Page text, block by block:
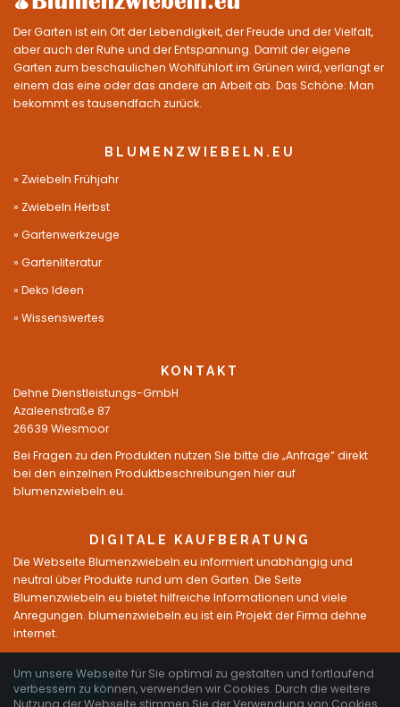
Der Garten ist ein Ort der Lebendigkeit, der Freude und der Vielfalt,
aber auch der Ruhe und der Entspannung. Damit der eigene
Garten zum beschaulichen Wohlfühlort im Grünen wird, verlangt er
einem das eine oder das andere an Arbeit ab. Das Schöne: Man
bekommt es tausendfach zurück.
BLUMENZWIEBELN.EU
Zwiebeln Frühjahr
Zwiebeln Herbst
Gartenwerkzeuge
Gartenliteratur
Deko Ideen
Wissenswertes
KONTAKT
Dehne Dienstleistungs-GmbH
Azaleenstraße 87
26639 Wiesmoor
Bei Fragen zu den Produkten nutzen Sie bitte die „Anfrage“ direkt
bei den einzelnen Produktbeschreibungen hier auf
blumenzwiebeln.eu.
DIGITALE KAUFBERATUNG
Die Webseite Blumenzwiebeln.eu informiert unabhängig und
neutral über Produkte rund um den Garten. Die Seite
Blumenzwiebeln.eu bietet hilfreiche Informationen und viele
Anregungen. blumenzwiebeln.eu ist ein Projekt der Firma dehne
internet.
Facebook
Um unsere Webseite für Sie optimal zu gestalten und fortlaufend
verbessern zu können, verwenden wir Cookies. Durch die weitere
Nutzung der Webseite stimmen Sie der Verwendung von Cookies